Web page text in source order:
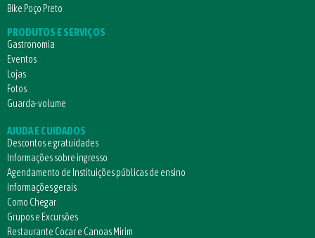
Bike Poço Preto
PRODUTOS E SERVIÇOS
Gastronomia
Eventos
Lojas
Fotos
Guarda-volume
AJUDA E CUIDADOS
Descontos e gratuidades
Informações sobre ingresso
Agendamento de Instituições públicas de ensino
Informações gerais
Como Chegar
Grupos e Excursões
Restaurante Cocar e Canoas Mirim